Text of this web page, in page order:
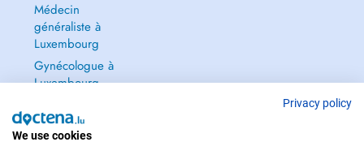
Médecin
généraliste à
Luxembourg
Gynécologue à
Luxembourg
Privacy policy
We use cookies